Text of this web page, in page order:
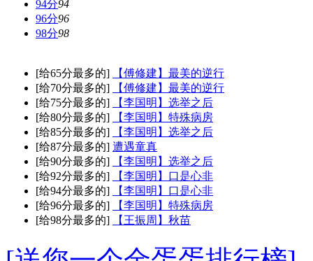
94分94
96分96
98分98
[给65分最多的]
【傅修建】最美的逆行
[给70分最多的]
【傅修建】最美的逆行
[给75分最多的]
【李国明】选举之后
[给80分最多的]
【李国明】特殊病房
[给85分最多的]
【李国明】选举之后
[给87分最多的] 遭遇童真
[给90分最多的]
【李国明】选举之后
[给92分最多的]
【李国明】口是心非
[给94分最多的]
【李国明】口是心非
[给96分最多的]
【李国明】特殊病房
[给98分最多的]
【王振周】秋苗